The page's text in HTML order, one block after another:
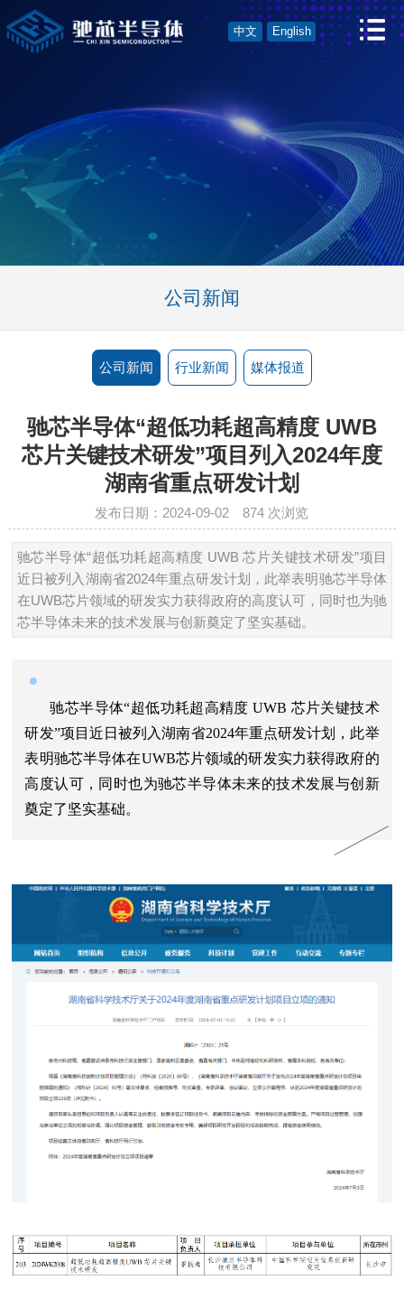
中文 English
公司新闻
公司新闻 行业新闻 媒体报道
驰芯半导体“超低功耗超高精度 UWB
芯片关键技术研发”项目列入2024年度
湖南省重点研发计划
发布日期：2024-09-02874 次浏览
驰芯半导体“超低功耗超高精度 UWB 芯片关键技术研发”项目
近日被列入湖南省2024年重点研发计划，此举表明驰芯半导体
在UWB芯片领域的研发实力获得政府的高度认可，同时也为驰
芯半导体未来的技术发展与创新奠定了坚实基础。
驰芯半导体“超低功耗超高精度 UWB 芯片关键技术
研发”项目近日被列入湖南省2024年重点研发计划，此举
表明驰芯半导体在UWB芯片领域的研发实力获得政府的
高度认可，同时也为驰芯半导体未来的技术发展与创新
奠定了坚实基础。